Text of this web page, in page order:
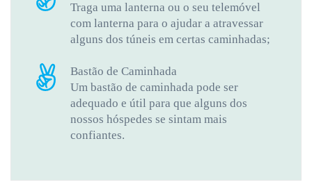
Traga uma lanterna ou o seu telemóvel
com lanterna para o ajudar a atravessar
alguns dos túneis em certas caminhadas;
Bastão de Caminhada
Um bastão de caminhada pode ser
adequado e útil para que alguns dos
nossos hóspedes se sintam mais
confiantes.